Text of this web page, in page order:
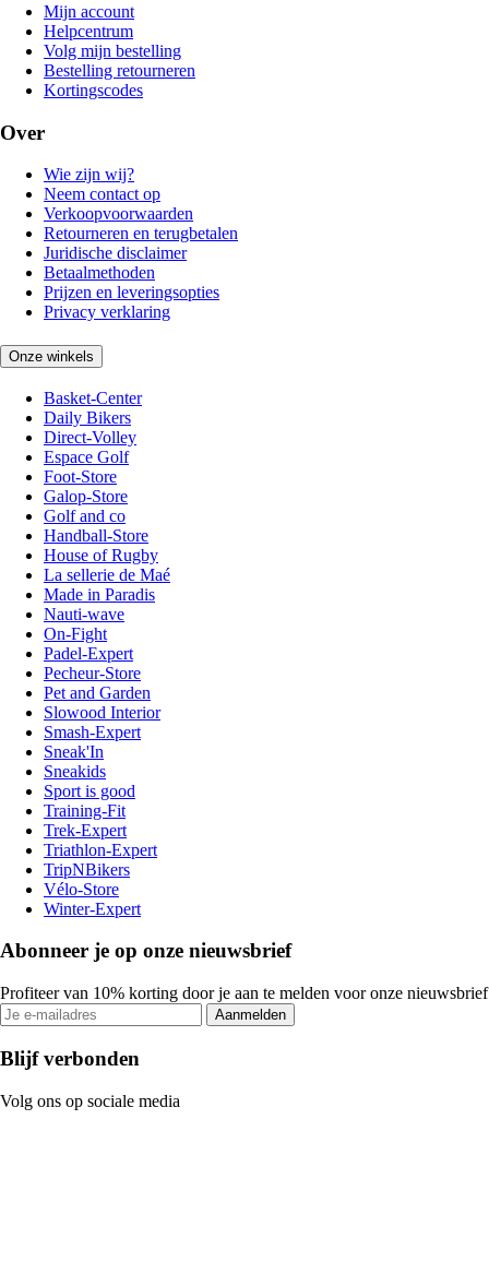
Mijn account
Helpcentrum
Volg mijn bestelling
Bestelling retourneren
Kortingscodes
Over
Wie zijn wij?
Neem contact op
Verkoopvoorwaarden
Retourneren en terugbetalen
Juridische disclaimer
Betaalmethoden
Prijzen en leveringsopties
Privacy verklaring
Onze winkels
Basket-Center
Daily Bikers
Direct-Volley
Espace Golf
Foot-Store
Galop-Store
Golf and co
Handball-Store
House of Rugby
La sellerie de Maé
Made in Paradis
Nauti-wave
On-Fight
Padel-Expert
Pecheur-Store
Pet and Garden
Slowood Interior
Smash-Expert
Sneak'In
Sneakids
Sport is good
Training-Fit
Trek-Expert
Triathlon-Expert
TripNBikers
Vélo-Store
Winter-Expert
Abonneer je op onze nieuwsbrief
Profiteer van 10% korting door je aan te melden voor onze nieuwsbrief
Aanmelden
Blijf verbonden
Volg ons op sociale media